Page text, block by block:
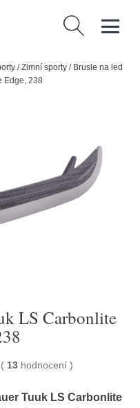
Vyhledávání
/Zimní sporty / Brusle na led
Edge, 238
LS Carbonlite
( 13 hodnocení )
Tuuk LS Carbonlite